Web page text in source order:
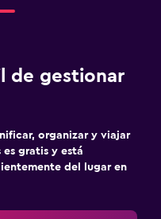
de gestionar
organizar y viajar
gratis y está
del lugar en